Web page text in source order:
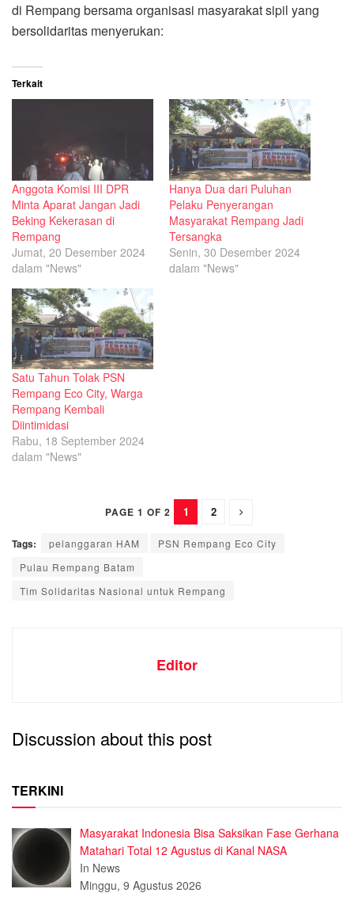
di Rempang bersama organisasi masyarakat sipil yang
bersolidaritas menyerukan:
Terkait
Anggota Komisi III DPR
Minta Aparat Jangan Jadi
Beking Kekerasan di
Rempang
Jumat, 20 Desember 2024
dalam "News"
Hanya Dua dari Puluhan
Pelaku Penyerangan
Masyarakat Rempang Jadi
Tersangka
Senin, 30 Desember 2024
dalam "News"
Satu Tahun Tolak PSN
Rempang Eco City, Warga
Rempang Kembali
Diintimidasi
Rabu, 18 September 2024
dalam "News"
PAGE 1 OF 2 1 2
Tags: pelanggaran HAM
PSN Rempang Eco City
Pulau Rempang Batam
Tim Solidaritas Nasional untuk Rempang
Editor
Discussion about this post
TERKINI
Masyarakat Indonesia Bisa Saksikan Fase Gerhana
Matahari Total 12 Agustus di Kanal NASA
In News
Minggu, 9 Agustus 2026